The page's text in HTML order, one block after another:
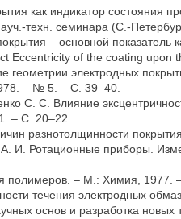
как индикатор состояния
техн. семинара (С.-
– основной
Eccentricity of the coating
электродных
– № 5. – С. 39–40.
С. С. Влияние
– С. 20–22.
разнотолщинности
И. Ротационные приборы.
полимеров. – М.: Химия, 1977.
течения электродных
основ и разработка